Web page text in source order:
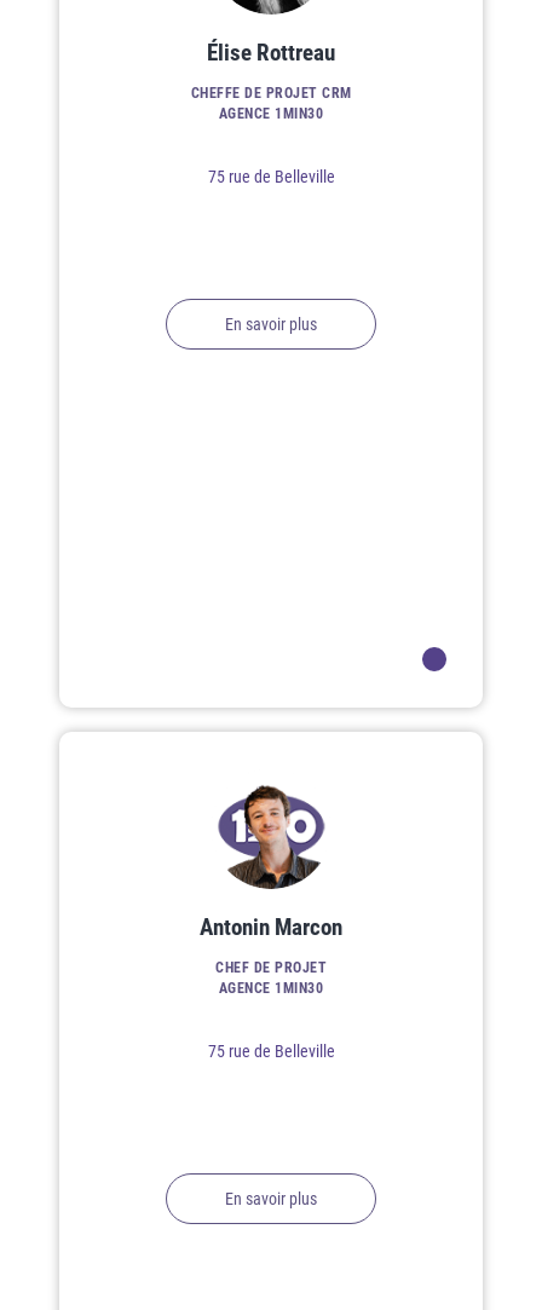
Élise Rottreau
CHEFFE DE PROJET CRM
AGENCE 1MIN30
75 rue de Belleville
En savoir plus
Antonin Marcon
CHEF DE PROJET
AGENCE 1MIN30
75 rue de Belleville
En savoir plus